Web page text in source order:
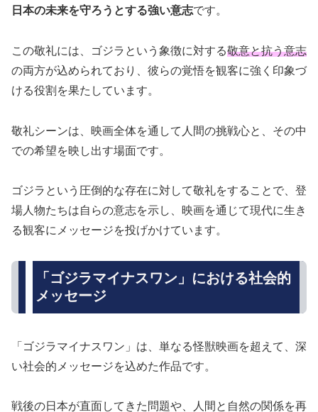
日本の未来を守ろうとする強い意志です。
この敬礼には、ゴジラという象徴に対する敬意と抗う意志
の両方が込められており、彼らの覚悟を観客に強く印象づ
ける役割を果たしています。
敬礼シーンは、映画全体を通して人間の挑戦心と、その中
での希望を映し出す場面です。
ゴジラという圧倒的な存在に対して敬礼をすることで、登
場人物たちは自らの意志を示し、映画を通じて現代に生き
る観客にメッセージを投げかけています。
「ゴジラマイナスワン」における社会的
メッセージ
「ゴジラマイナスワン」は、単なる怪獣映画を超えて、深
い社会的メッセージを込めた作品です。
戦後の日本が直面してきた問題や、人間と自然の関係を再